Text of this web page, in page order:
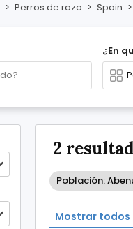
> Perros de raza > Spain >
¿En
2
Población:
Mostrar todos